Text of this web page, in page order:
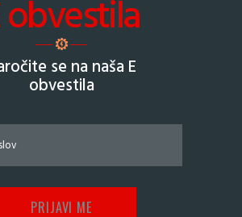
obvestila
se na naša E
obvestila